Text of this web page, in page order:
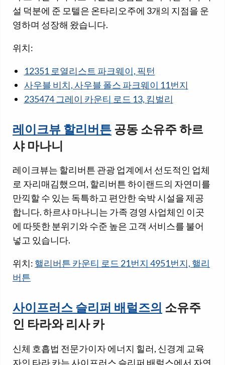
설 덕분에 준 모텔은 온타리오주에 3개의 지점을 운
영하며 성장해 왔습니다.
위치:
12351 로열리스트 파크웨이, 픽턴
사우블 비치, 사우블 폴스 파크웨이 11번지
235474 그레이 카운티 로드 13, 킴벌리
레이크뷰 할리버튼공동 소유주 하르
샤 마나니
레이크뷰는 할리버튼 관광 업계에서 선도적인 업체
로 자리매김했으며, 할리버튼 하이랜드의 자연미를
만끽할 수 있는 독특하고 편안한 숙박 시설을 제공
합니다. 하르샤 마나니는 가족 경영 사업체인 이곳
에 따뜻한 분위기와 수준 높은 고객 서비스를 불어
넣고 있습니다.
위치: 핼리버튼 카운티 로드 21번지 4951번지, 핼리
버튼
사이프러스 슬리퍼 배럴즈의소유주
인 타라와 리사 카
신체 호흡법 전문가이자 에너지 힐러, 신경계 교육
자인 타라 카는 사이프러스 슬리퍼 배럴스에서 자연